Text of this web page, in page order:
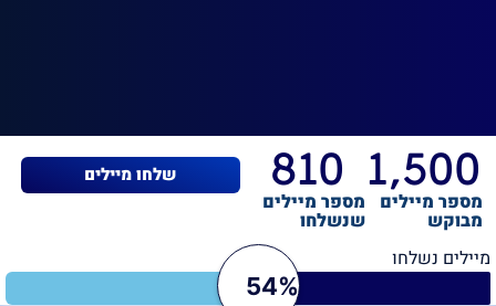
מספר מיילים
מבוקש
1,500
מספר מיילים
שנשלחו
810 שלחו מיילים
מיילים נשלחו
54%